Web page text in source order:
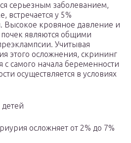
серьезным заболеванием,
встречается у 5%
кровяное давление и
являются общими
Учитывая
этого осложнения, скрининг
с самого начала беременности
осуществляется в условиях
осложняет от 2% до 7%